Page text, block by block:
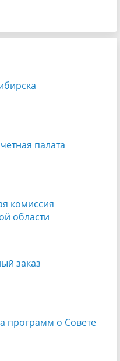
палата
комиссия
области
заказ
программ о Cовете